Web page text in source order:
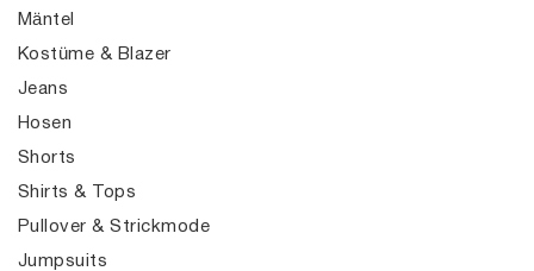
Mäntel
Kostüme & Blazer
Jeans
Hosen
Shorts
Shirts & Tops
Pullover & Strickmode
Jumpsuits